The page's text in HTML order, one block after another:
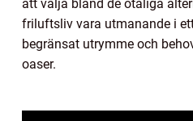
att välja bland de otaliga
friluftsliv vara utmanande i
begränsat utrymme och
oaser.